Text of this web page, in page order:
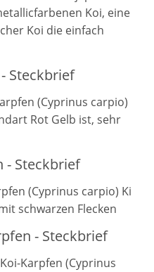
Koi, eine
Koi die einfach
Steckbrief
(Cyprinus carpio)
Rot Gelb ist, sehr
- Steckbrief
(Cyprinus carpio) Ki
schwarzen Flecken
- Steckbrief
Karpfen (Cyprinus